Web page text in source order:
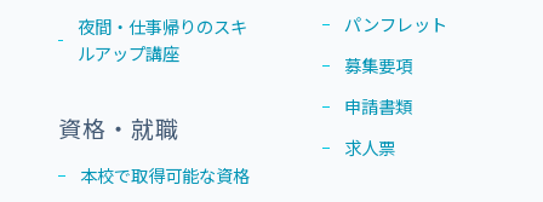
夜間・仕事帰りのスキ
ルアップ講座
資格・就職
本校で取得可能な資格
パンフレット
募集要項
申請書類
求人票